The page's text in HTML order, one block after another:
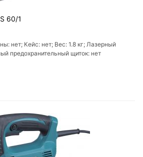
60/1
нет; Кейс: нет; Вес: 1.8 кг; Лазерный
предохранительный щиток: нет